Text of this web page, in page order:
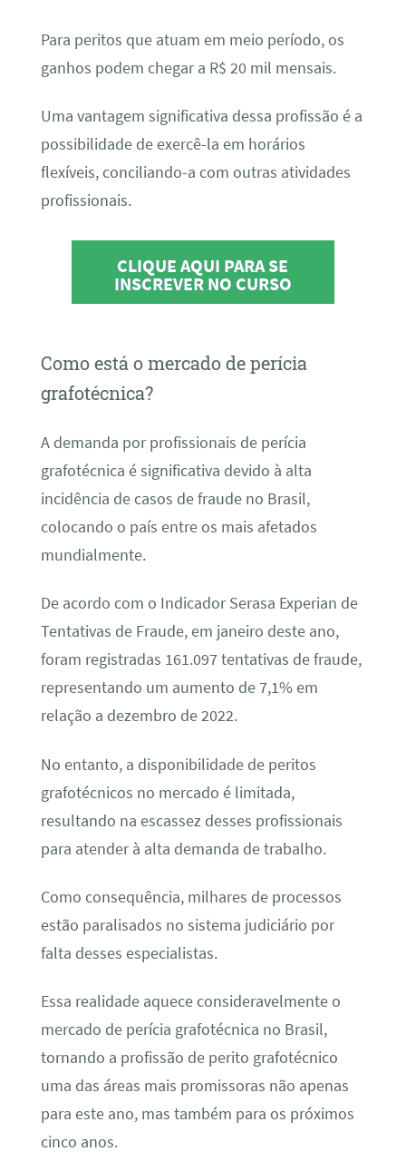
Para peritos que atuam em meio período, os
ganhos podem chegar a R$ 20 mil mensais.
Uma vantagem significativa dessa profissão é a
possibilidade de exercê-la em horários
flexíveis, conciliando-a com outras atividades
profissionais.
CLIQUE AQUI PARA SE
INSCREVER NO CURSO
Como está o mercado de perícia
grafotécnica?
A demanda por profissionais de perícia
grafotécnica é significativa devido à alta
incidência de casos de fraude no Brasil,
colocando o país entre os mais afetados
mundialmente.
De acordo com o Indicador Serasa Experian de
Tentativas de Fraude, em janeiro deste ano,
foram registradas 161.097 tentativas de fraude,
representando um aumento de 7,1% em
relação a dezembro de 2022.
No entanto, a disponibilidade de peritos
grafotécnicos no mercado é limitada,
resultando na escassez desses profissionais
para atender à alta demanda de trabalho.
Como consequência, milhares de processos
estão paralisados no sistema judiciário por
falta desses especialistas.
Essa realidade aquece consideravelmente o
mercado de perícia grafotécnica no Brasil,
tornando a profissão de perito grafotécnico
uma das áreas mais promissoras não apenas
para este ano, mas também para os próximos
cinco anos.